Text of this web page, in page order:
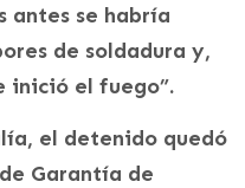
antes se habría
de soldadura y,
inició el fuego”.
el detenido quedó
Garantía de